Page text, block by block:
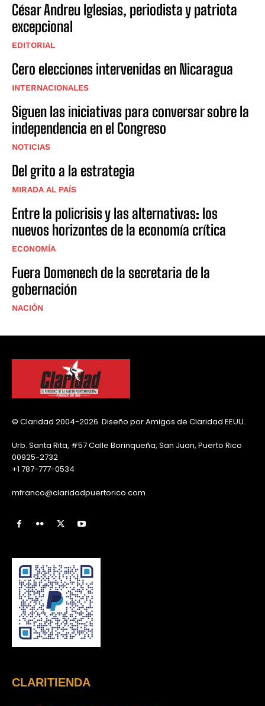
César Andreu Iglesias, periodista y patriota
excepcional
EDITORIAL
Cero elecciones intervenidas en Nicaragua
INTERNACIONALES
Siguen las iniciativas para conversar sobre la
independencia en el Congreso
NOTICIAS
Del grito a la estrategia
MIRADA AL PAÍS
Entre la policrisis y las alternativas: los
nuevos horizontes de la economía crítica
ECONOMÍA
Fuera Domenech de la secretaria de la
gobernación
NACIÓN
© Claridad 2004-2026. Diseño por Amigos de Claridad EEUU.
Urb. Santa Rita, #57 Calle Borinqueña, San Juan, Puerto Rico
00925-2732
+1 787-777-0534
mfranco@claridadpuertorico.com
CLARITIENDA